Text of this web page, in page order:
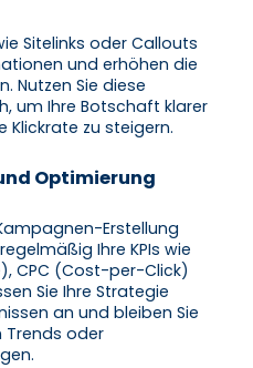
Sitelinks oder Callouts
und erhöhen die
Nutzen Sie diese
um Ihre Botschaft klarer
Klickrate zu steigern.
Optimierung
Erstellung
Ihre KPIs wie
CPC (Cost-per-Click)
Sie Ihre Strategie
an und bleiben Sie
Trends oder